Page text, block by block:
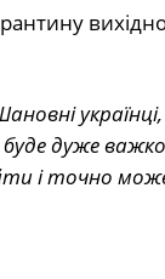
дуже важко
і точно